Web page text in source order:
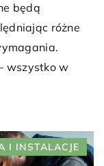
będą
różne
wszystko w
I INSTALACJE